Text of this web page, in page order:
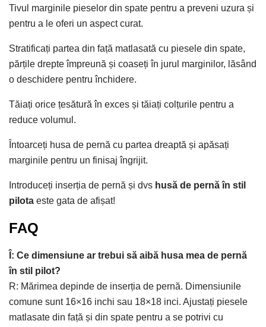
Tivul marginile pieselor din spate pentru a preveni uzura și
pentru a le oferi un aspect curat.
Stratificați partea din față matlasată cu piesele din spate,
părțile drepte împreună și coaseți în jurul marginilor, lăsând
o deschidere pentru închidere.
Tăiați orice țesătură în exces și tăiați colțurile pentru a
reduce volumul.
Întoarceți husa de pernă cu partea dreaptă și apăsați
marginile pentru un finisaj îngrijit.
Introduceți inserția de pernă și dvs husă de pernă în stil
pilota este gata de afișat!
FAQ
Î: Ce dimensiune ar trebui să aibă husa mea de pernă
în stil pilot?
R: Mărimea depinde de inserția de pernă. Dimensiunile
comune sunt 16×16 inchi sau 18×18 inci. Ajustați piesele
matlasate din față și din spate pentru a se potrivi cu